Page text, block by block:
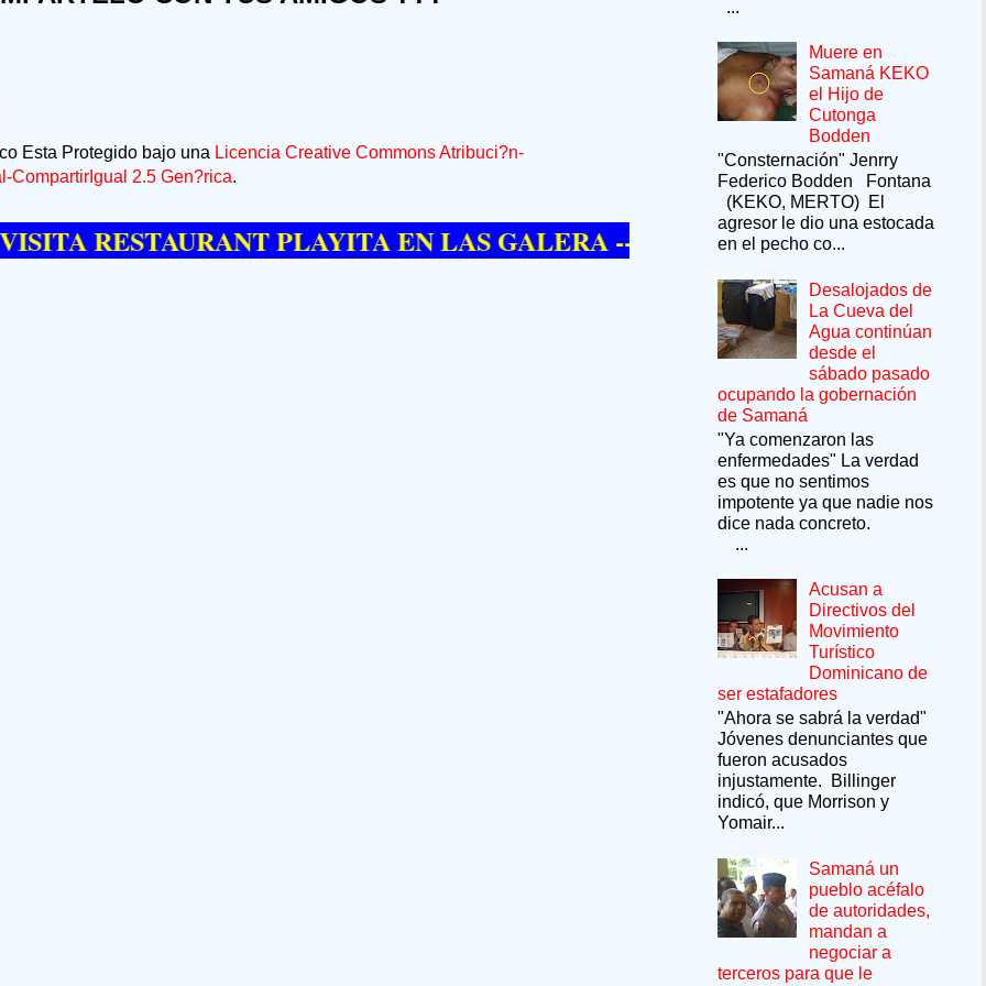
Esta Protegido bajo una Licencia Creative Commons Atribuci?n-
CompartirIgual 2.5 Gen?rica.
PLAYITA EN LAS GALERA --SÍ QUIERE PASAR UN
...
Muere en
Samaná KEKO
el Hijo de
Cutonga
Bodden
"Consternación" Jenrry
Federico Bodden Fontana
(KEKO, MERTO) El
agresor le dio una estocada
en el pecho co...
Desalojados de
La Cueva del
Agua continúan
desde el
sábado pasado
ocupando la gobernación
de Samaná
"Ya comenzaron las
enfermedades" La verdad
es que no sentimos
impotente ya que nadie nos
dice nada concreto.
...
Acusan a
Directivos del
Movimiento
Turístico
Dominicano de
ser estafadores
"Ahora se sabrá la verdad"
Jóvenes denunciantes que
fueron acusados
injustamente. Billinger
indicó, que Morrison y
Yomair...
Samaná un
pueblo acéfalo
de autoridades,
mandan a
negociar a
terceros para que le